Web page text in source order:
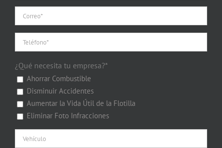
¿Qué necesita tu empresa?*
Ahorrar Combustible
Disminuir Accidentes
Aumentar la Vida Útil de la Flotilla
Eliminar Foto Infracciones